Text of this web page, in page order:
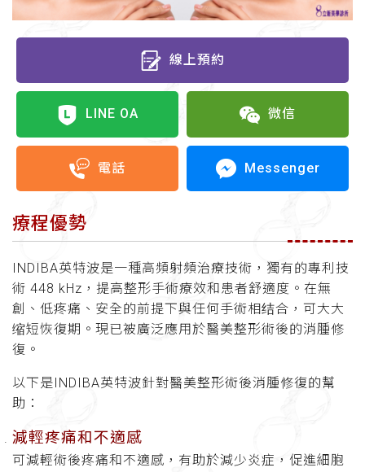
線上預約
LINE OA 微信
電話 Messenger
療程優勢
INDIBA英特波是一種高頻射頻治療技術，獨有的專利技
術 448 kHz，提高整形手術療效和患者舒適度。在無
創、低疼痛、安全的前提下與任何手術相结合，可大大
缩短恢復期。現已被廣泛應用於醫美整形術後的消腫修
復。
以下是INDIBA英特波針對醫美整形術後消腫修復的幫
助：
減輕疼痛和不適感
可減輕術後疼痛和不適感，有助於減少炎症，促進細胞